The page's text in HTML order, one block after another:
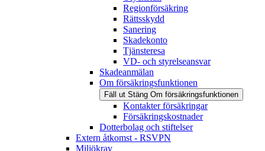
Regionförsäkring
Rättsskydd
Sanering
Skadekonto
Tjänsteresa
VD- och styrelseansvar
Skadeanmälan
Om försäkringsfunktionen
Fäll ut Stäng Om försäkringsfunktionen
Kontakter försäkringar
Försäkringskostnader
Dotterbolag och stiftelser
Extern åtkomst - RSVPN
Miljökrav